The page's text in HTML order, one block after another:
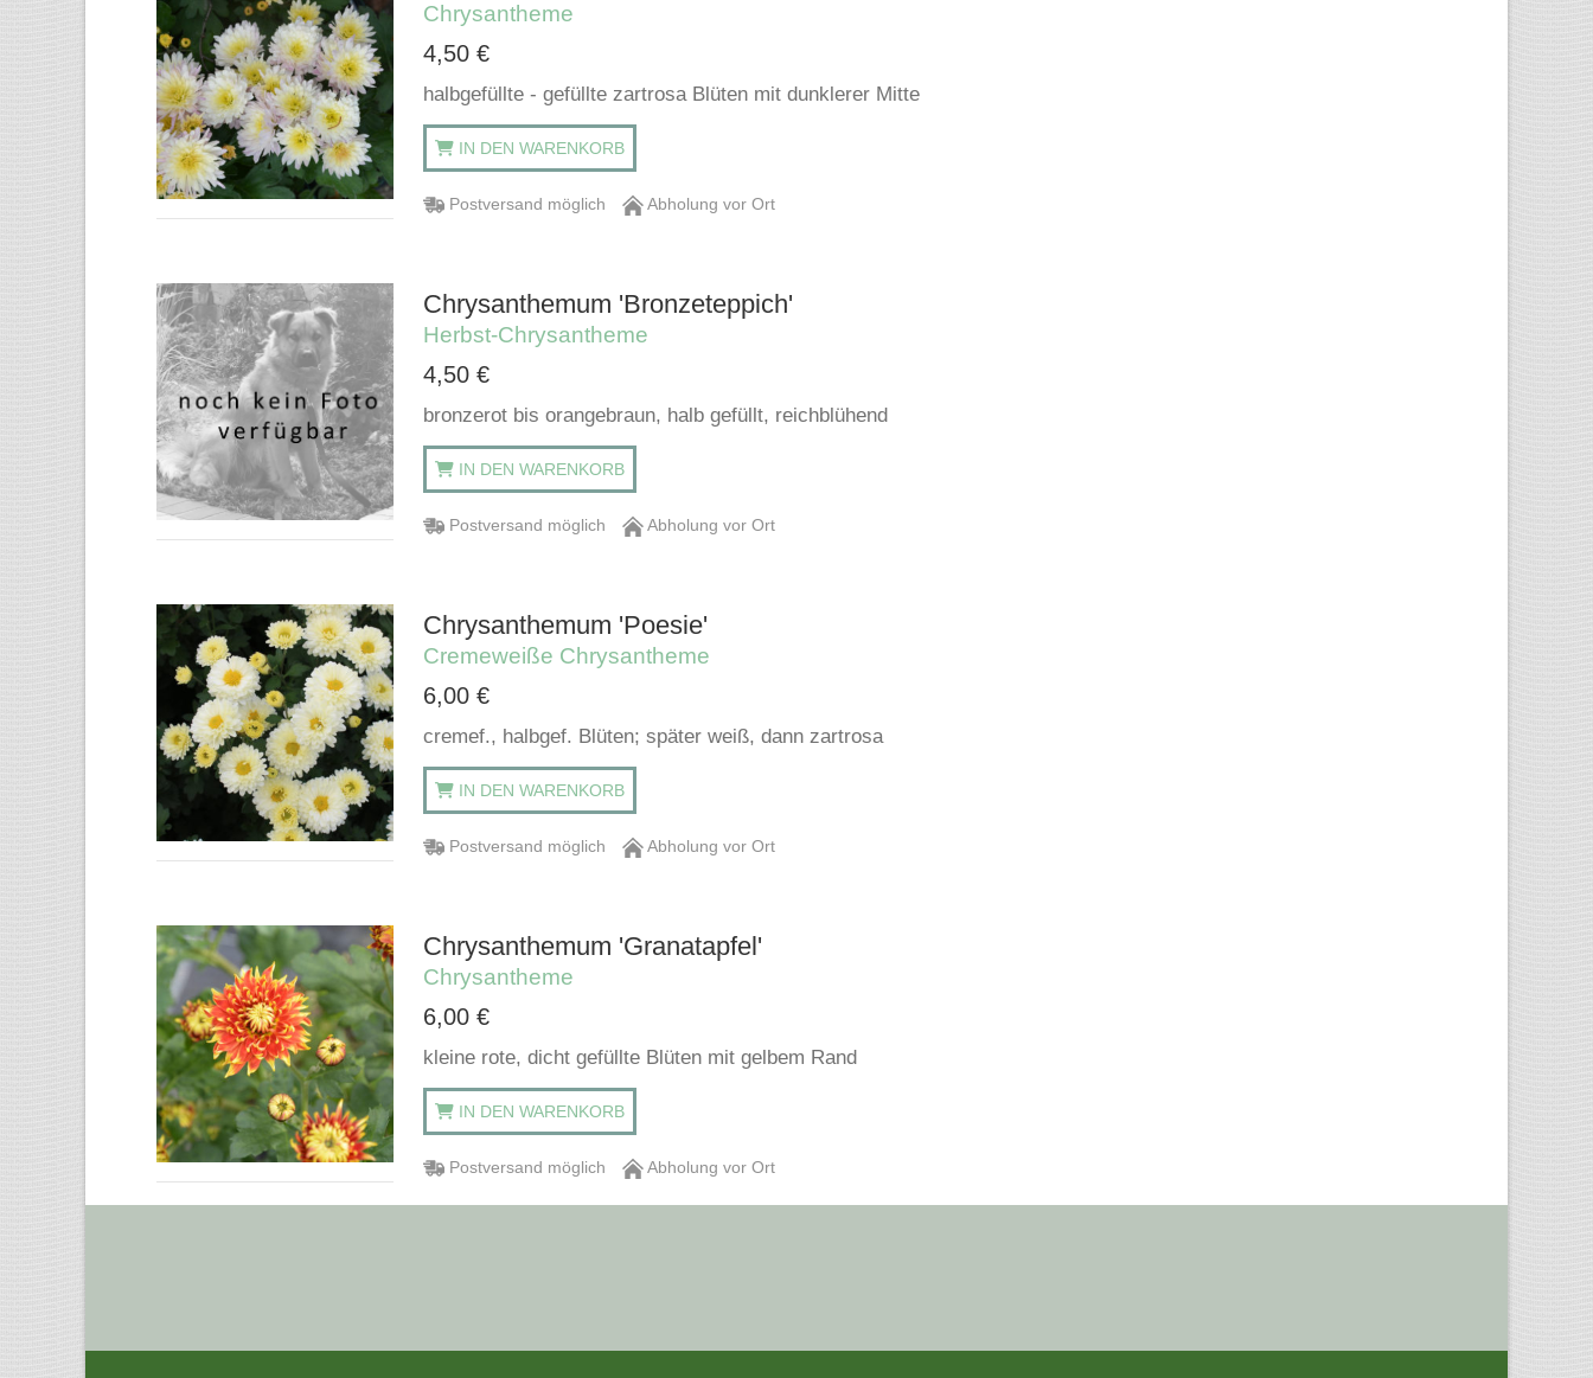
Chrysantheme
4,50 €
halbgefüllte - gefüllte zartrosa Blüten mit dunklerer Mitte
IN DEN WARENKORB
Postversand möglich Abholung vor Ort
Chrysanthemum 'Bronzeteppich'
Herbst-Chrysantheme
4,50 €
bronzerot bis orangebraun, halb gefüllt, reichblühend
IN DEN WARENKORB
Postversand möglich Abholung vor Ort
Chrysanthemum 'Poesie'
Cremeweiße Chrysantheme
6,00 €
cremef., halbgef. Blüten; später weiß, dann zartrosa
IN DEN WARENKORB
Postversand möglich Abholung vor Ort
Chrysanthemum 'Granatapfel'
Chrysantheme
6,00 €
kleine rote, dicht gefüllte Blüten mit gelbem Rand
IN DEN WARENKORB
Postversand möglich Abholung vor Ort